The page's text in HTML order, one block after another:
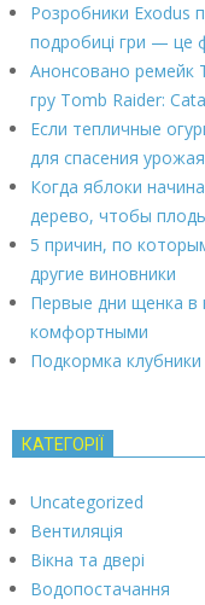
Розробники Exodus
подробиці гри — це
Анонсовано ремейк
гру Tomb Raider:
Если тепличные
для спасения урожая
Когда яблоки
дерево, чтобы
5 причин, по
другие виновники
Первые дни щенка в
комфортными
Подкормка
КАТЕГОРІЇ
Uncategorized
Вентиляція
Вікна та двері
Водопостачання